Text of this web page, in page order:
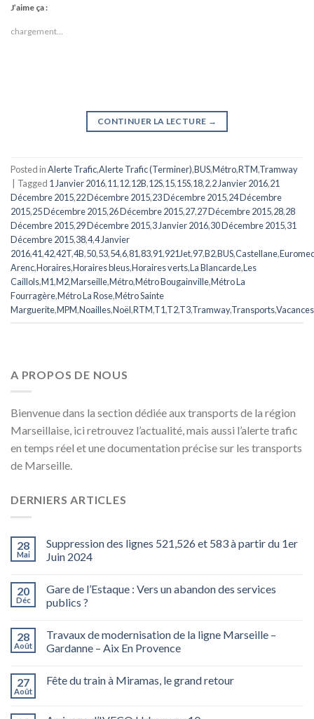
J’aime ça :
chargement…
CONTINUER LA LECTURE →
Posted inAlerte Trafic,Alerte Trafic (Terminer),BUS,Métro,RTM,Tramway
Tagged 1 Janvier 2016,11,12,12B,12S,15,15S,18,2,2 Janvier 2016,21
Décembre 2015,22 Décembre 2015,23 Décembre 2015,24 Décembre
2015,25 Décembre 2015,26 Décembre 2015,27,27 Décembre 2015,28,28
Décembre 2015,29 Décembre 2015,3 Janvier 2016,30 Décembre 2015,31
Décembre 2015,38,4,4 Janvier
2016,41,42,42T,4B,50,53,54,6,81,83,91,921Jet,97,B2,BUS,Castellane,
Arenc,Horaires,Horaires bleus,Horaires verts,La Blancarde,Les
Caillols,M1,M2,Marseille,Métro,Métro Bougainville,Métro La
Fourragère,Métro La Rose,Métro Sainte
Marguerite,MPM,Noailles,Noël,RTM,T1,T2,T3,Tramway,Transports,Vacances
A PROPOS DE NOUS
Bienvenue dans la section dédiée aux transports de la région
Marseillaise, ici retrouvez l’actualité, mais aussi l’alerte trafic
en temps réel et une documentation précise sur les transports
de Marseille.
DERNIERS ARTICLES
28
Mai
Suppression des lignes 521,526 et 583 à partir du 1er
Juin 2024
20
Déc
Gare de l’Estaque : Vers un abandon des services
publics ?
28
Août
Travaux de modernisation de la ligne Marseille –
Gardanne – Aix En Provence
27
Août
Fête du train à Miramas, le grand retour